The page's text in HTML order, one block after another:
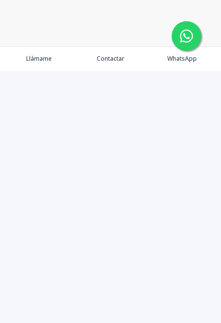
Llámame Contactar WhatsApp